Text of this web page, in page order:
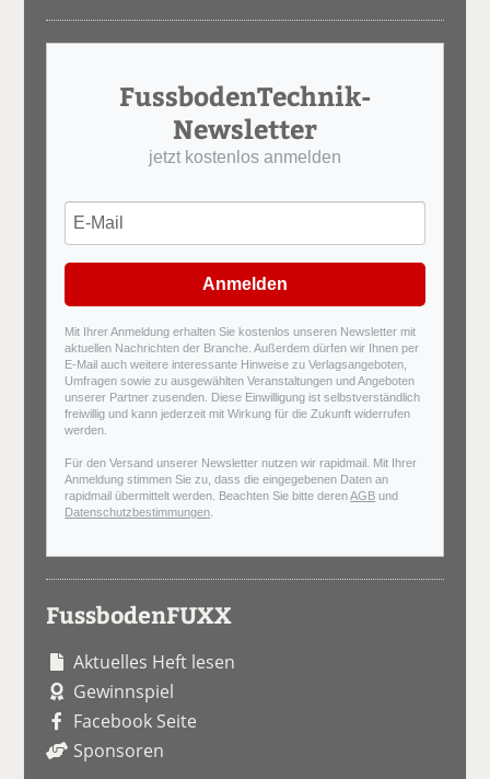
FussbodenTechnik-
Newsletter
jetzt kostenlos anmelden
Anmelden
Mit Ihrer Anmeldung erhalten Sie kostenlos unseren Newsletter mit
aktuellen Nachrichten der Branche. Außerdem dürfen wir Ihnen per
E-Mail auch weitere interessante Hinweise zu Verlagsangeboten,
Umfragen sowie zu ausgewählten Veranstaltungen und Angeboten
unserer Partner zusenden. Diese Einwilligung ist selbstverständlich
freiwillig und kann jederzeit mit Wirkung für die Zukunft widerrufen
werden.
Für den Versand unserer Newsletter nutzen wir rapidmail. Mit Ihrer
Anmeldung stimmen Sie zu, dass die eingegebenen Daten an
rapidmail übermittelt werden. Beachten Sie bitte derenAGB und
Datenschutzbestimmungen
FussbodenFUXX
Aktuelles Heft lesen
Gewinnspiel
Facebook Seite
Sponsoren